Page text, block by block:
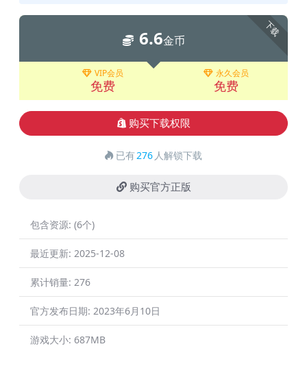
下载
6.6金币
VIP会员
免费
永久会员
免费
购买下载权限
已有276 人解锁下载
购买官方正版
包含资源: (6个)
最近更新: 2025-12-08
累计销量: 276
官方发布日期: 2023年6月10日
游戏大小: 687MB